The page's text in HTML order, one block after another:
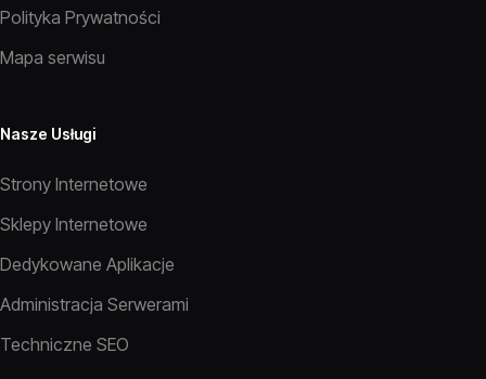
Polityka Prywatności
Mapa serwisu
Nasze Usługi
Strony Internetowe
Sklepy Internetowe
Dedykowane Aplikacje
Administracja Serwerami
Techniczne SEO